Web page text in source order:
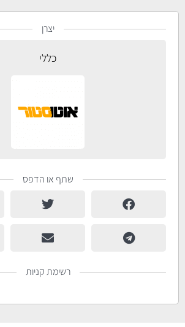
יצרן
כללי
שתף או הדפס
רשימת קניות